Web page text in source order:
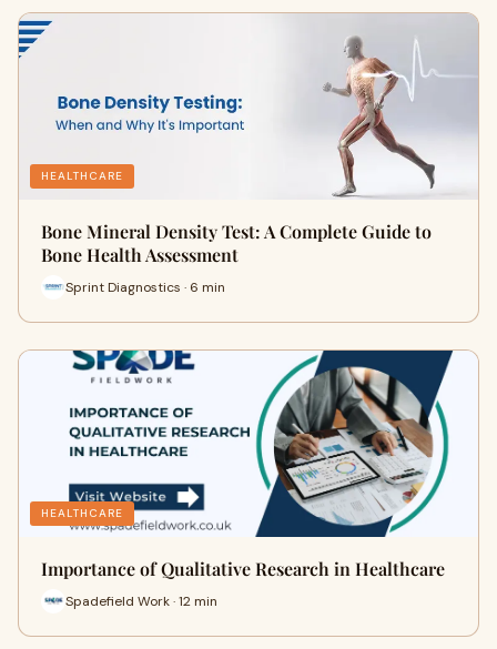
HEALTHCARE
Bone Mineral Density Test: A Complete Guide to
Bone Health Assessment
Sprint Diagnostics · 6 min
HEALTHCARE
Importance of Qualitative Research in Healthcare
Spadefield Work · 12 min